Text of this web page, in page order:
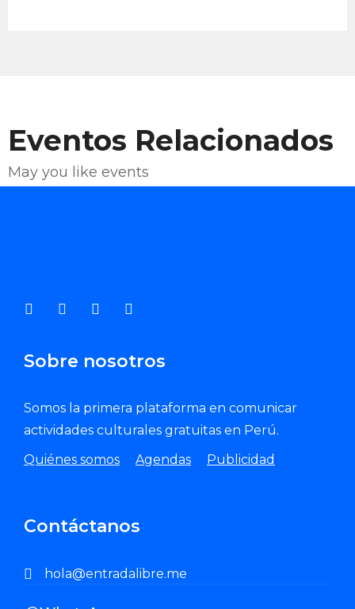
Eventos Relacionados
May you like events
Sobre nosotros
Somos la primera plataforma en comunicar
actividades culturales gratuitas en Perú.
Quiénes somos
Agendas Publicidad
Contáctanos
hola@entradalibre.me